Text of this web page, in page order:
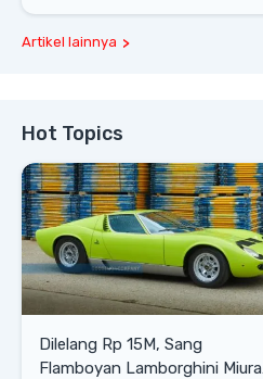
Artikel lainnya
Hot Topics
Dilelang Rp 15M, Sang
Flamboyan Lamborghini Miura